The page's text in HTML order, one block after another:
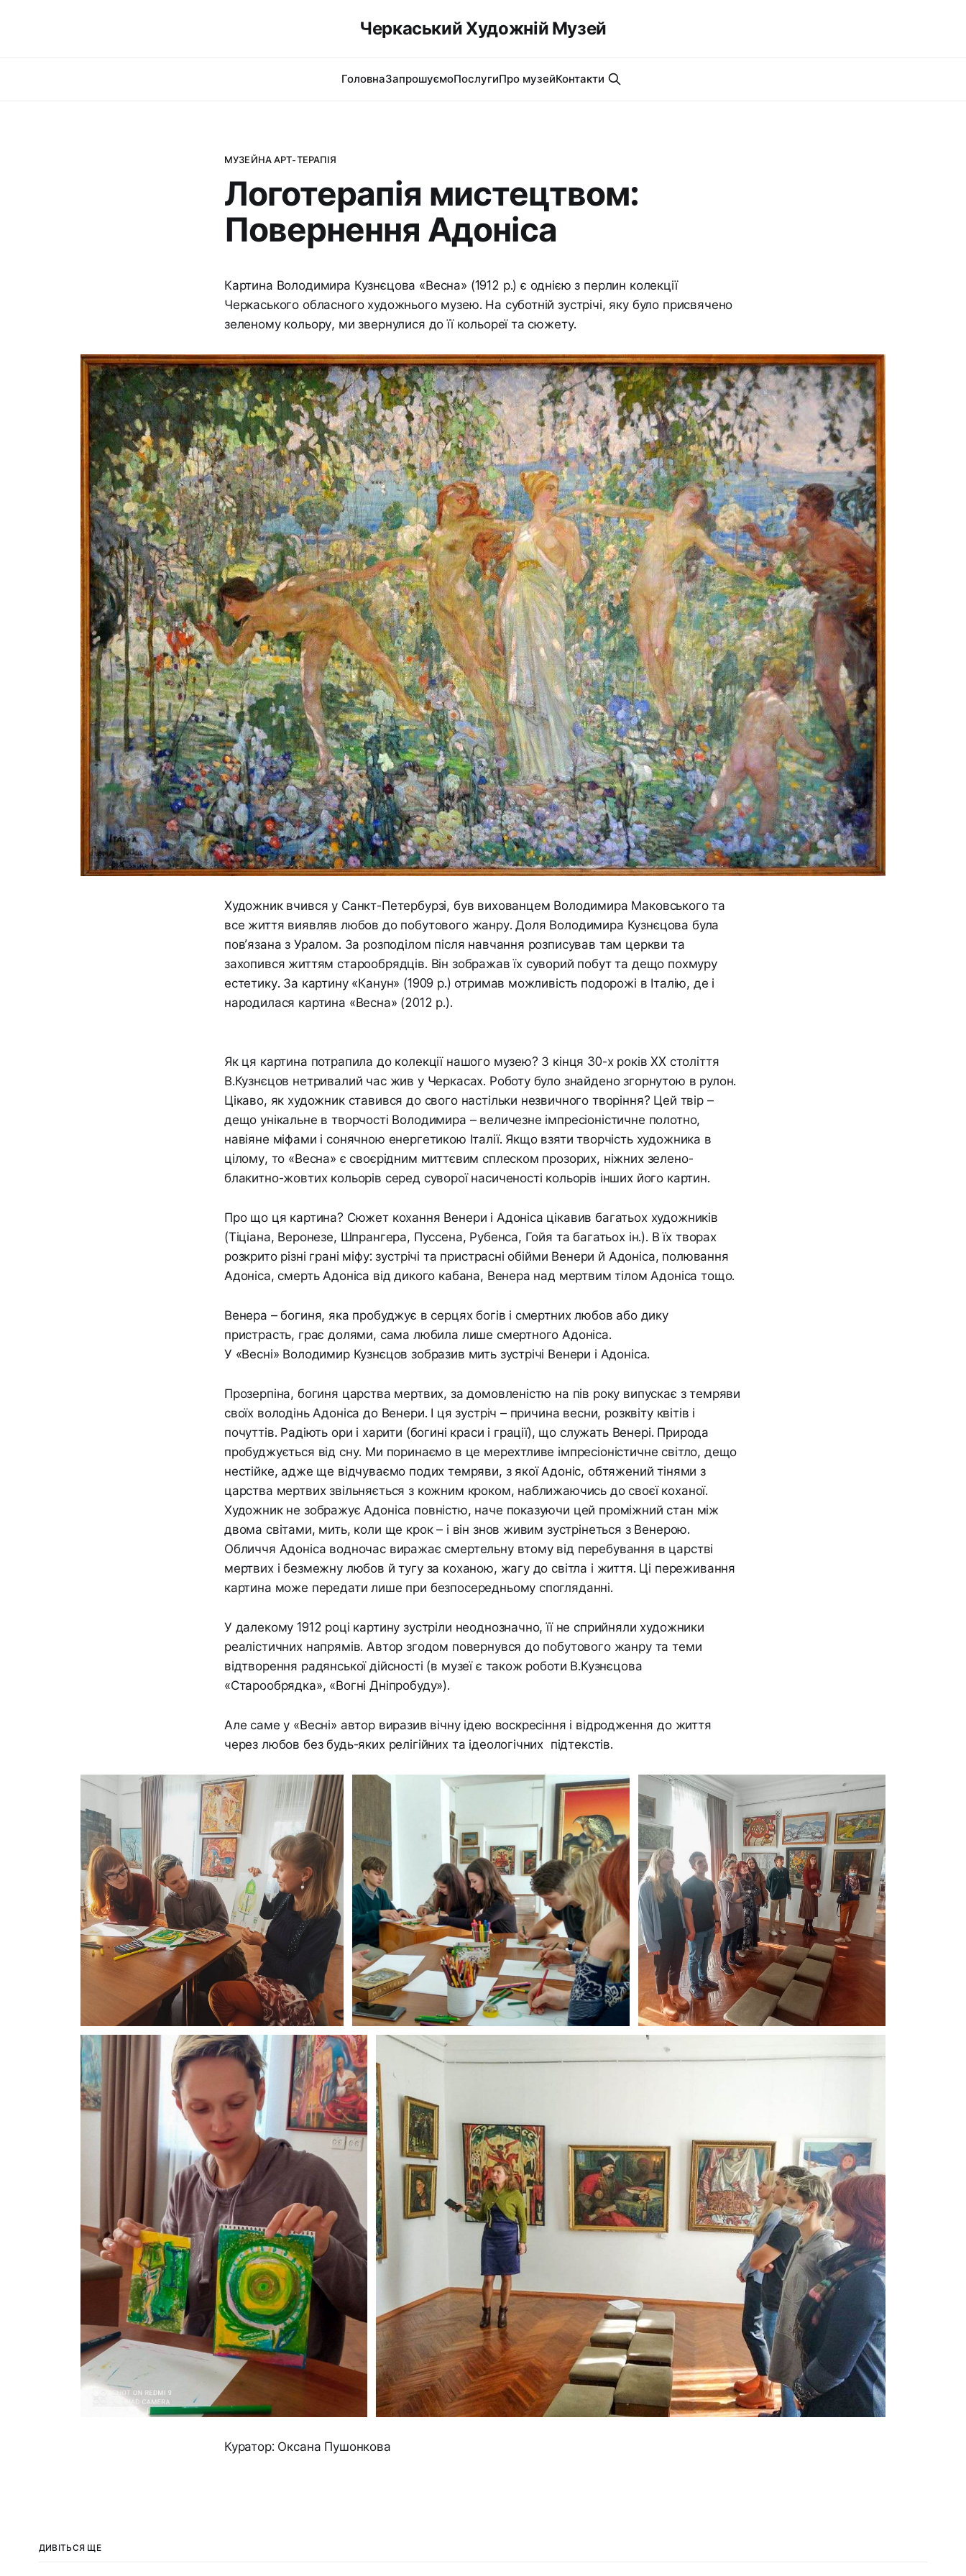
Черкаський Художній Музей
ГоловнаЗапрошуємоПослугиПро музейКонтакти
МУЗЕЙНА АРТ-ТЕРАПІЯ
Логотерапія мистецтвом:
Повернення Адоніса
Картина Володимира Кузнєцова «Весна» (1912 р.) є однією з перлин колекції
Черкаського обласного художнього музею. На суботній зустрічі, яку було присвячено
зеленому кольору, ми звернулися до її кольореї та сюжету.
Художник вчився у Санкт-Петербурзі, був вихованцем Володимира Маковського та
все життя виявляв любов до побутового жанру. Доля Володимира Кузнєцова була
пов’язана з Уралом. За розподілом після навчання розписував там церкви та
захопився життям старообрядців. Він зображав їх суворий побут та дещо похмуру
естетику. За картину «Канун» (1909 р.) отримав можливість подорожі в Італію, де і
народилася картина «Весна» (2012 р.).
Як ця картина потрапила до колекції нашого музею? З кінця 30-х років XX століття
В.Кузнєцов нетривалий час жив у Черкасах. Роботу було знайдено згорнутою в рулон.
Цікаво, як художник ставився до свого настільки незвичного творіння? Цей твір –
дещо унікальне в творчості Володимира – величезне імпресіоністичне полотно,
навіяне міфами і сонячною енергетикою Італії. Якщо взяти творчість художника в
цілому, то «Весна» є своєрідним миттєвим сплеском прозорих, ніжних зелено-
блакитно-жовтих кольорів серед суворої насиченості кольорів інших його картин.
Про що ця картина? Сюжет кохання Венери і Адоніса цікавив багатьох художників
(Тіціана, Веронезе, Шпрангера, Пуссена, Рубенса, Гойя та багатьох ін.). В їх творах
розкрито різні грані міфу: зустрічі та пристрасні обійми Венери й Адоніса, полювання
Адоніса, смерть Адоніса від дикого кабана, Венера над мертвим тілом Адоніса тощо.
Венера – богиня, яка пробуджує в серцях богів і смертних любов або дику
пристрасть, грає долями, сама любила лише смертного Адоніса.
У «Весні» Володимир Кузнєцов зобразив мить зустрічі Венери і Адоніса.
Прозерпіна, богиня царства мертвих, за домовленістю на пів року випускає з темряви
своїх володінь Адоніса до Венери. І ця зустріч – причина весни, розквіту квітів і
почуттів. Радіють ори і харити (богині краси і грації), що служать Венері. Природа
пробуджується від сну. Ми поринаємо в це мерехтливе імпресіоністичне світло, дещо
нестійке, адже ще відчуваємо подих темряви, з якої Адоніс, обтяжений тінями з
царства мертвих звільняється з кожним кроком, наближаючись до своєї коханої.
Художник не зображує Адоніса повністю, наче показуючи цей проміжний стан між
двома світами, мить, коли ще крок – і він знов живим зустрінеться з Венерою.
Обличчя Адоніса водночас виражає смертельну втому від перебування в царстві
мертвих і безмежну любов й тугу за коханою, жагу до світла і життя. Ці переживання
картина може передати лише при безпосередньому спогляданні.
У далекому 1912 році картину зустріли неоднозначно, її не сприйняли художники
реалістичних напрямів. Автор згодом повернувся до побутового жанру та теми
відтворення радянської дійсності (в музеї є також роботи В.Кузнєцова
«Старообрядка», «Вогні Дніпробуду»).
Але саме у «Весні» автор виразив вічну ідею воскресіння і відродження до життя
через любов без будь-яких релігійних та ідеологічних підтекстів.
Куратор: Оксана Пушонкова
ДИВІТЬСЯ ЩЕ